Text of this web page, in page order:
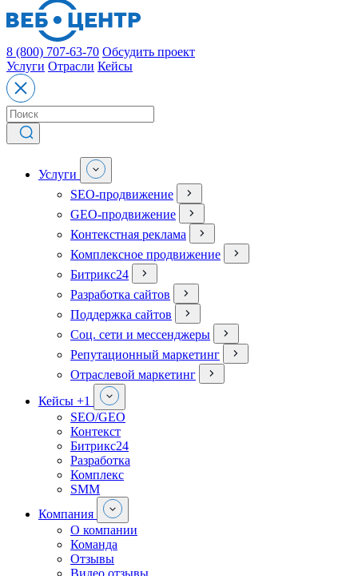
8 (800) 707-63-70 Обсудить проект
Услуги Отрасли Кейсы
Услуги
SEO-продвижение
GEO-продвижение
Контекстная реклама
Комплексное продвижение
Битрикс24
Разработка сайтов
Поддержка сайтов
Соц. сети и мессенджеры
Репутационный маркетинг
Отраслевой маркетинг
Кейсы +1
SEO/GEO
Контекст
Битрикс24
Разработка
Комплекс
SMM
Компания
О компании
Команда
Отзывы
Видео отзывы